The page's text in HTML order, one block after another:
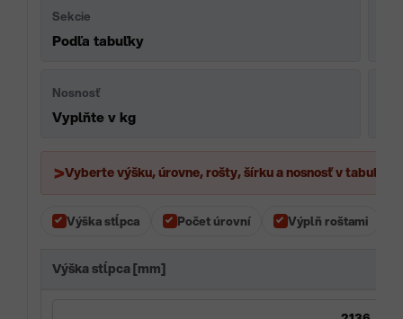
Sekcie
Podľa tabuľky
Nosnosť
Vyplňte v kg
Vyberte výšku, úrovne, rošty, šírku a nosnosť v tabuľke.
Výška stĺpca Počet úrovní Výplň roštami
Výška stĺpca [mm]